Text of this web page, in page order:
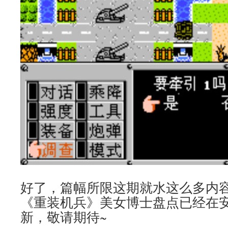
好了，篇幅所限这期就水这么多内
《重装机兵》美女博士盘点已经在
新，敬请期待~